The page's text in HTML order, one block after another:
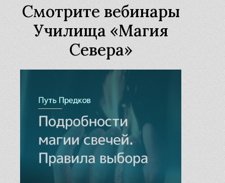
Северная магия и гадание. С чего
С чего начать изучение северной магии и гадания?
Основные темы
Безоплатные записи встреч
Узнать
Смотрите вебинары
Училища «Магия
Севера»